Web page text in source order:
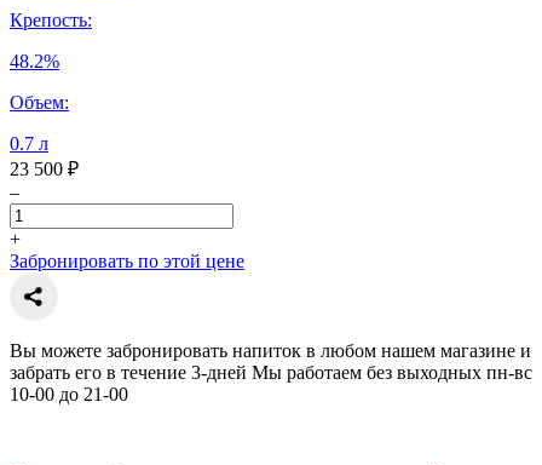
Крепость:
48.2%
Объем:
0.7 л
23 500 ₽
–
+
Забронировать по этой цене
Вы можете забронировать напиток в любом нашем магазине и
забрать его в течение 3-дней Мы работаем без выходных пн-вс
10-00 до 21-00